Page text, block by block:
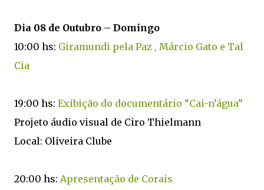
Dia 08 de Outubro – Domingo
10:00 hs: Giramundi pela Paz , Márcio Gato e Tal
Cia
19:00 hs: Exibição do documentário “Cai-n’água”
Projeto áudio visual de Ciro Thielmann
Local: Oliveira Clube
20:00 hs: Apresentação de Corais